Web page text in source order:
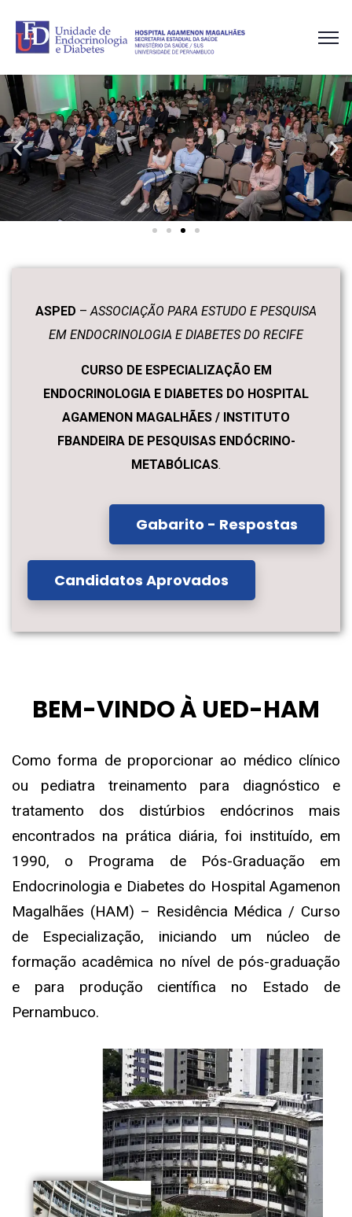
ASPED –ASSOCIAÇÃO PARA ESTUDO E PESQUISA
EM ENDOCRINOLOGIA E DIABETES DO RECIFE
CURSO DE ESPECIALIZAÇÃO EM
ENDOCRINOLOGIA E DIABETES DO HOSPITAL
AGAMENON MAGALHÃES / INSTITUTO
FBANDEIRA DE PESQUISAS ENDÓCRINO-
METABÓLICAS.
Gabarito - Respostas
Candidatos Aprovados
BEM-VINDO À UED-HAM
Como forma de proporcionar ao médico clínico
ou pediatra treinamento para diagnóstico e
tratamento dos distúrbios endócrinos mais
encontrados na prática diária, foi instituído, em
1990, o Programa de Pós-Graduação em
Endocrinologia e Diabetes do Hospital Agamenon
Magalhães (HAM) – Residência Médica / Curso
de Especialização, iniciando um núcleo de
formação acadêmica no nível de pós-graduação
e para produção científica no Estado de
Pernambuco.